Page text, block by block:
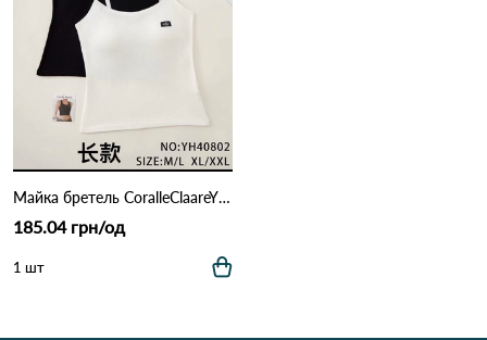
Майка бретель CoralleClaareYH40802 Различные цвета
185.04 грн/од
1 шт